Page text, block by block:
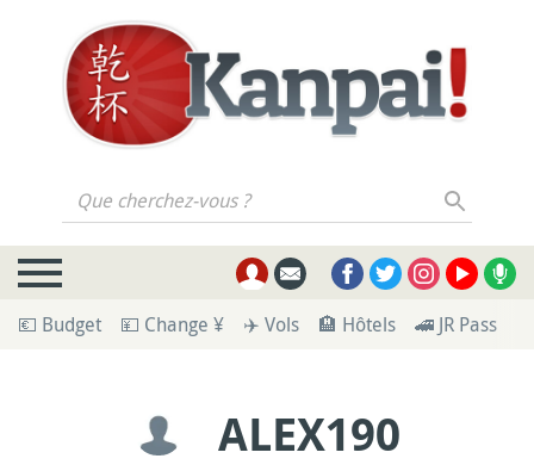
Que cherchez-vous ?
💶 Budget 💴 Change ¥ ✈️ Vols 🏨 Hôtels 🚄 JR Pass
ALEX190